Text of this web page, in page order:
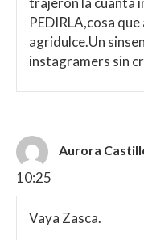
PEDIRLA,cosa
agridulce.Un
instagramers sin
Aurora
10:25
Vaya Zasca.